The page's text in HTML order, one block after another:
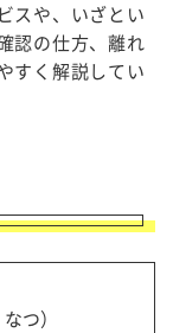
スや、いざとい
認の仕方、離れ
すく解説してい
つ）